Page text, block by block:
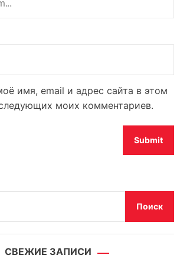
имя, email и адрес сайта в этом
моих комментариев.
СВЕЖИЕ ЗАПИСИ